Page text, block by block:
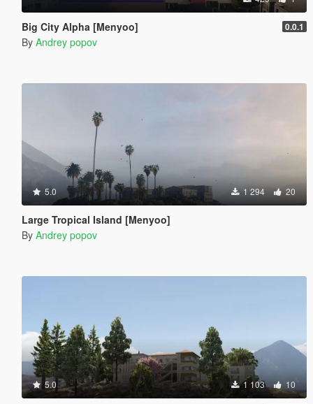
Big City Alpha [Menyoo] 0.0.1
By Andrey popov
5.0 1 294 20
Large Tropical Island [Menyoo]
By Andrey popov
5.0 1 103 10